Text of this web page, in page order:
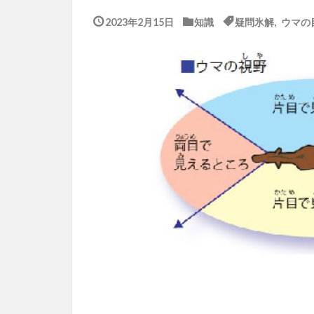
2023年2月15日 知識 疑問氷解, ウマの